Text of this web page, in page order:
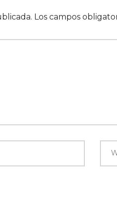
Los campos